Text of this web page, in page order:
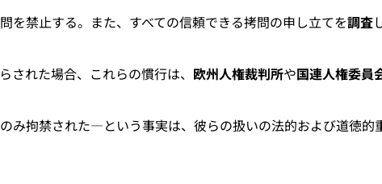
を禁止する。また、すべての信頼できる拷問の申し立てを調査
れた場合、これらの慣行は、 欧州人権裁判所や国連人権委員
み拘禁された—という事実は、彼らの扱いの法的および道徳的